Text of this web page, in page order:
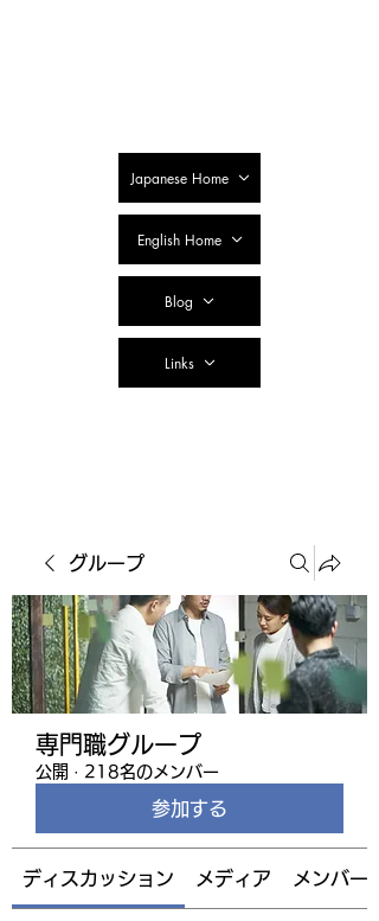
Japanese Home
English Home
Blog
Links
グループ
専門職グループ
公開 · 218名のメンバー
参加する
ディスカッション メディア メンバー